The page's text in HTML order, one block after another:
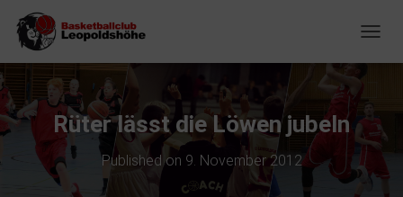
Rüter lässt die Löwen jubeln
Published on 9. November 2012